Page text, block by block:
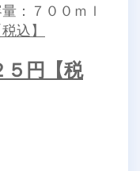
：７００ｍｌ
込】
５円【税